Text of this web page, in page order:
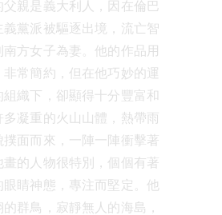
父親是義大利人，因在倫巴
義黨派被驅逐出境，流亡智
方女子為妻。他的作品用
非常簡約，但在他巧妙的運
組織下，卻顯得十分豐富和
多凝重的火山山體，熱帶雨
面而來，一陣一陣衝擊著
畫的人物很特別，個個有著
眼睛神態，專注而堅定。他
的群鳥，寂靜無人的海島，